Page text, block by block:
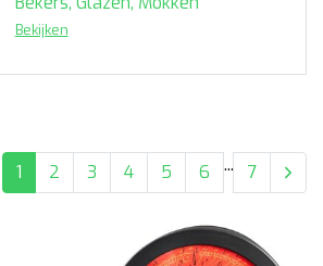
Bekijken
1 2 3 4 5 6 ... 7